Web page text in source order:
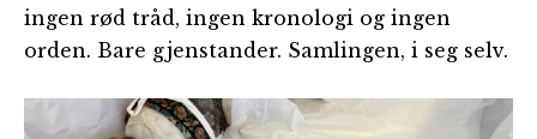
ingen rød tråd, ingen kronologi og ingen
orden. Bare gjenstander. Samlingen, i seg selv.